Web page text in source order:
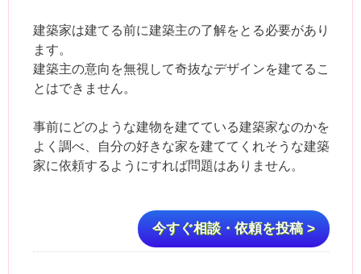
建築家は建てる前に建築主の了解をとる必要があり
ます。
建築主の意向を無視して奇抜なデザインを建てるこ
とはできません。
事前にどのような建物を建てている建築家なのかを
よく調べ、自分の好きな家を建ててくれそうな建築
家に依頼するようにすれば問題はありません。
今すぐ相談・依頼を投稿 >